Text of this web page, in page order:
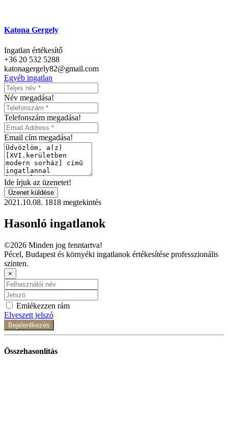
Katona Gergely
Ingatlan értékesítő
+36 20 532 5288
katonagergely82@gmail.com
Egyéb ingatlan
Név megadása!
Telefonszám megadása!
Email cím megadása!
Ide írjuk az üzenetet!
Üzenet küldése
2021.10.08. 1818 megtekintés
Hasonló ingatlanok
©2026 Minden jog fenntartva!
Pécel, Budapest és környéki ingatlanok értékesítése professzionális
szinten.
×
Emlékezzen rám
Elveszett jelszó
Bejelentkezés
Összehasonlítás